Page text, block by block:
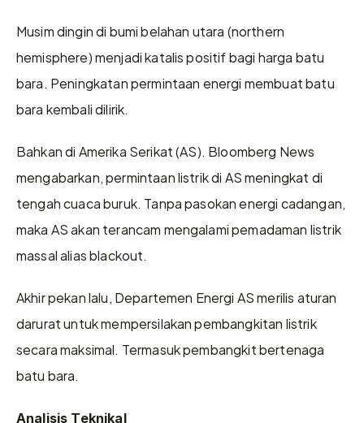
Musim dingin di bumi belahan utara (northern
hemisphere) menjadi katalis positif bagi harga batu
bara. Peningkatan permintaan energi membuat batu
bara kembali dilirik.
Bahkan di Amerika Serikat (AS). Bloomberg News
mengabarkan, permintaan listrik di AS meningkat di
tengah cuaca buruk. Tanpa pasokan energi cadangan,
maka AS akan terancam mengalami pemadaman listrik
massal alias blackout.
Akhir pekan lalu, Departemen Energi AS merilis aturan
darurat untuk mempersilakan pembangkitan listrik
secara maksimal. Termasuk pembangkit bertenaga
batu bara.
Analisis Teknikal